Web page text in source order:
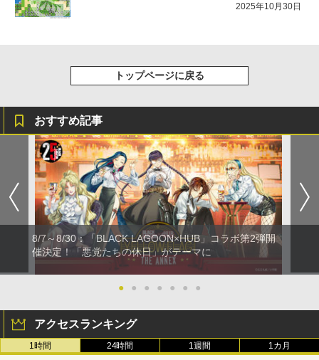
2025年10月30日
トップページに戻る
おすすめ記事
8/7～8/30：「BLACK LAGOON×HUB」コラボ第2弾開
催決定！「悪党たちの休日」がテーマに
● ● ● ● ● ● ●
アクセスランキング
1時間 24時間 1週間 1カ月